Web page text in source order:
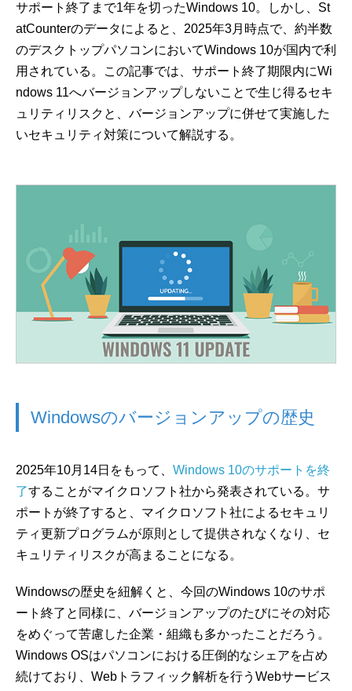
サポート終了まで1年を切ったWindows 10。しかし、St
atCounterのデータによると、2025年3月時点で、約半数
のデスクトップパソコンにおいてWindows 10が国内で利
用されている。この記事では、サポート終了期限内にWi
ndows 11へバージョンアップしないことで生じ得るセキ
ュリティリスクと、バージョンアップに併せて実施した
いセキュリティ対策について解説する。
Windowsのバージョンアップの歴史
2025年10月14日をもって、 Windows 10のサポートを終
了することがマイクロソフト社から発表されている。サ
ポートが終了すると、マイクロソフト社によるセキュリ
ティ更新プログラムが原則として提供されなくなり、セ
キュリティリスクが高まることになる。
Windowsの歴史を紐解くと、今回のWindows 10のサポ
ート終了と同様に、バージョンアップのたびにその対応
をめぐって苦慮した企業・組織も多かったことだろう。
Windows OSはパソコンにおける圧倒的なシェアを占め
続けており、Webトラフィック解析を行うWebサービス